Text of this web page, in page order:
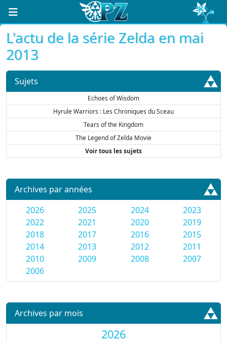
L'actu de la série Zelda en mai
2013
Sujets
Echoes of Wisdom
Hyrule Warriors : Les Chroniques du Sceau
Tears of the Kingdom
The Legend of Zelda Movie
Voir tous les sujets
Archives par années
2026
2025 2024
2023
2022
2021 2020
2019
2018
2017 2016
2015
2014
2013 2012
2011
2010
2009 2008
2007
2006
Archives par mois
2026